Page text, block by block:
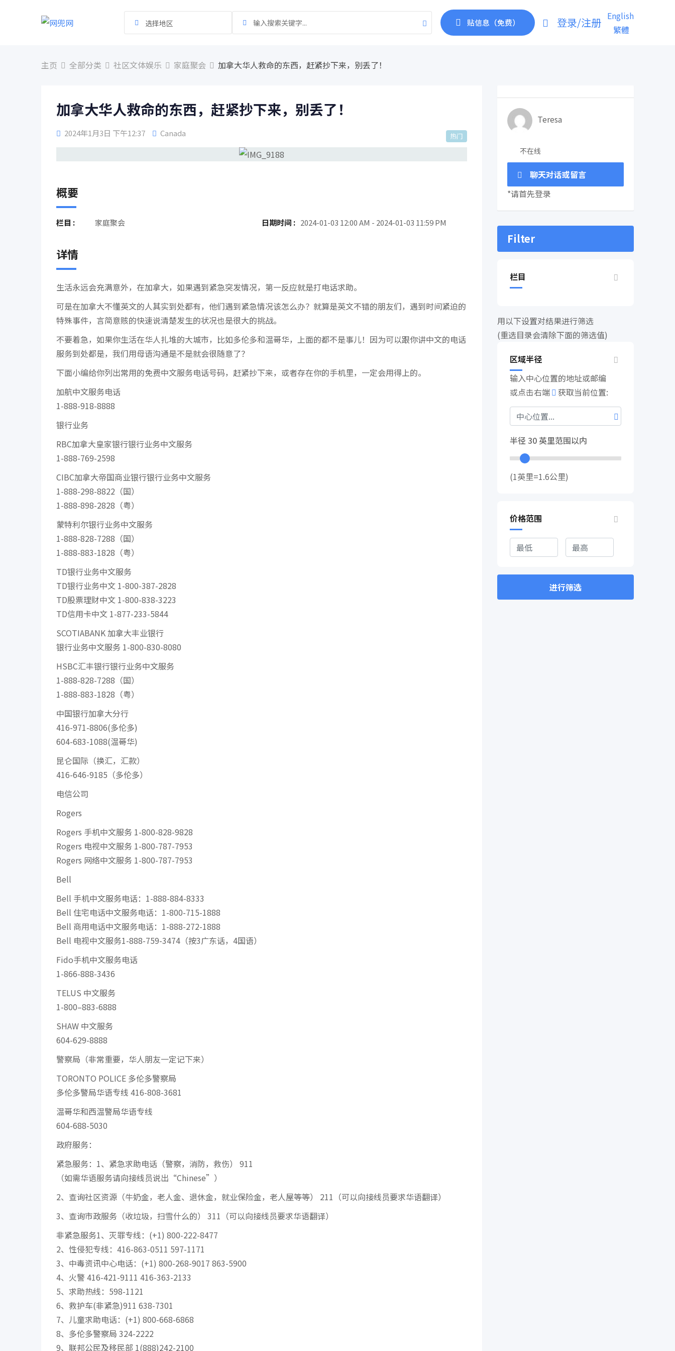
选择地区 贴信息（免费） 登录/注册 English
繁體
主页 全部分类 社区文体娱乐 家庭聚会 加拿大华人救命的东西，赶紧抄下来，别丢了！
加拿大华人救命的东西，赶紧抄下来，别丢了！
2024年1月3日 下午12:37 Canada 热门
概要
栏目 : 家庭聚会 日期时间 : 2024-01-03 12:00 AM - 2024-01-03 11:59 PM
详情
生活永远会充满意外，在加拿大，如果遇到紧急突发情况，第一反应就是打电话求助。
可是在加拿大不懂英文的人其实到处都有，他们遇到紧急情况该怎么办？就算是英文不错的朋友们，遇到时间紧迫的
特殊事件，言简意赅的快速说清楚发生的状况也是很大的挑战。
不要着急，如果你生活在华人扎堆的大城市，比如多伦多和温哥华，上面的都不是事儿！因为可以跟你讲中文的电话
服务到处都是，我们用母语沟通是不是就会很随意了？
下面小编给你列出常用的免费中文服务电话号码，赶紧抄下来，或者存在你的手机里，一定会用得上的。
加航中文服务电话
1-888-918-8888
银行业务
RBC加拿大皇家银行银行业务中文服务
1-888-769-2598
CIBC加拿大帝国商业银行银行业务中文服务
1-888-298-8822（国）
1-888-898-2828（粤）
蒙特利尔银行业务中文服务
1-888-828-7288（国）
1-888-883-1828（粤）
TD银行业务中文服务
TD银行业务中文 1-800-387-2828
TD股票理财中文 1-800-838-3223
TD信用卡中文 1-877-233-5844
SCOTIABANK 加拿大丰业银行
银行业务中文服务 1-800-830-8080
HSBC汇丰银行银行业务中文服务
1-888-828-7288（国）
1-888-883-1828（粤）
中国银行加拿大分行
416-971-8806(多伦多)
604-683-1088(温哥华)
昆仑国际（换汇，汇款）
416-646-9185（多伦多）
电信公司
Rogers
Rogers 手机中文服务 1-800-828-9828
Rogers 电视中文服务 1-800-787-7953
Rogers 网络中文服务 1-800-787-7953
Bell
Bell 手机中文服务电话：1-888-884-8333
Bell 住宅电话中文服务电话：1-800-715-1888
Bell 商用电话中文服务电话：1-888-272-1888
Bell 电视中文服务1-888-759-3474（按3广东话，4国语）
Fido手机中文服务电话
1-866-888-3436
TELUS 中文服务
1-800–883-6888
SHAW 中文服务
604-629-8888
警察局（非常重要，华人朋友一定记下来）
TORONTO POLICE 多伦多警察局
多伦多警局华语专线 416-808-3681
温哥华和西温警局华语专线
604-688-5030
政府服务：
紧急服务：1、紧急求助电话（警察，消防，救伤） 911
（如需华语服务请向接线员说出“Chinese”）
2、查询社区资源（牛奶金，老人金、退休金，就业保险金，老人屋等等） 211（可以向接线员要求华语翻译）
3、查询市政服务（收垃圾，扫雪什么的） 311（可以向接线员要求华语翻译）
非紧急服务1、灭罪专线：(+1) 800-222-8477
2、性侵犯专线：416-863-0511 597-1171
3、中毒资讯中心电话：(+1) 800-268-9017 863-5900
4、火警 416-421-9111 416-363-2133
5、求助热线：598-1121
6、救护车(非紧急)911 638-7301
7、儿童求助电话：(+1) 800-668-6868
8、多伦多警察局 324-2222
9、联邦公民及移民部 1(888)242-2100
Teresa
不在线
聊天对话或留言
*请首先登录
Filter
栏目
用以下设置对结果进行筛选
(重选目录会清除下面的筛选值)
区域半径
输入中心位置的地址或邮编
或点击右端
获取当前位置:
半径 30英里范围以内
(1英里=1.6公里)
价格范围
进行筛选